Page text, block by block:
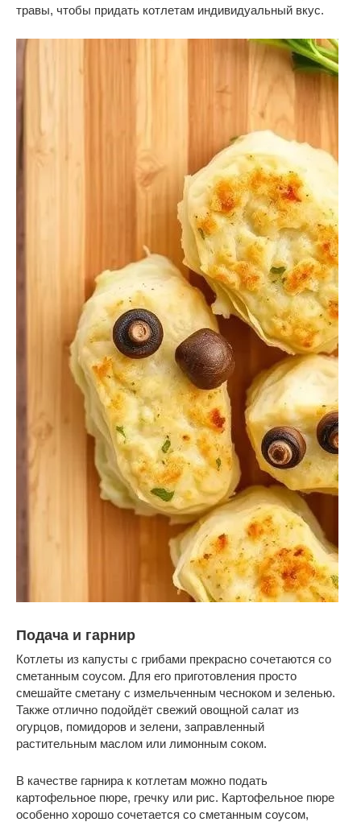
травы, чтобы придать котлетам индивидуальный вкус.
Подача и гарнир
Котлеты из капусты с грибами прекрасно сочетаются со
сметанным соусом. Для его приготовления просто
смешайте сметану с измельченным чесноком и зеленью.
Также отлично подойдёт свежий овощной салат из
огурцов, помидоров и зелени, заправленный
растительным маслом или лимонным соком.
В качестве гарнира к котлетам можно подать
картофельное пюре, гречку или рис. Картофельное пюре
особенно хорошо сочетается со сметанным соусом,